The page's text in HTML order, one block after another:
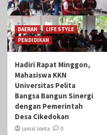
DAERAH
LIFE STYLE
PENDIDIKAN
Hadiri Rapat Minggon,
Mahasiswa KKN
Universitas Pelita
Bangsa Bangun Sinergi
dengan Pemerintah
Desa Cikedokan
jamal zonta 0